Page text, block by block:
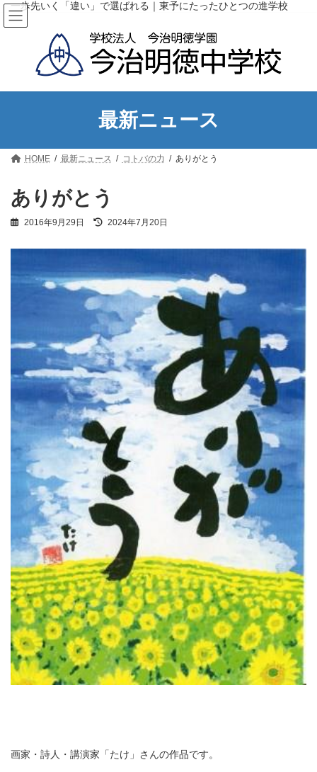
コ
ン
テ
キ
ナ
ビ
ゲ
に
一歩先いく「違い」で選ばれる｜東予にたったひとつの進学校
最新ニュース
HOME 最新ニュース コトバの力 ありがとう
ありがとう
2016年9月29日
最
時
:
2024年7月20日
画家・詩人・講演家「たけ」さんの作品です。